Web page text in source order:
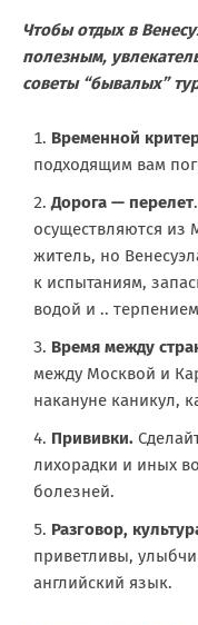
Чтобы отдых в
полезным,
советы “бывалых”
Временной
подходящим вам
Дорога — перелет
осуществляются
житель, но
к испытаниям,
водой и ..
Время между
между Москвой и
накануне каникул,
Прививки.
лихорадки и иных
болезней.
Разговор,
приветливы,
английский язык.